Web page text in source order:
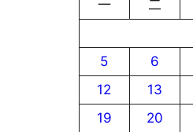
一
二
5
6
12
13
19
20